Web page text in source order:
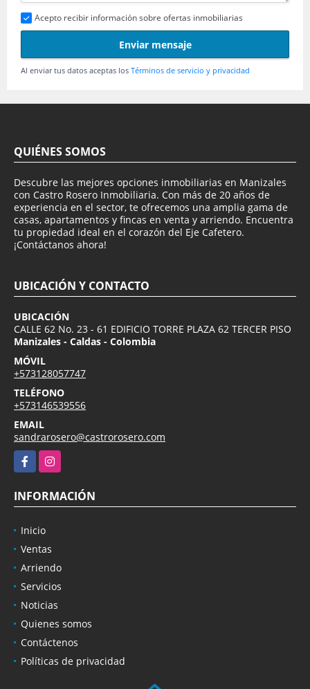
Acepto recibir información sobre ofertas inmobiliarias
Enviar mensaje
Al enviar tus datos aceptas los Términos de servicio y privacidad
QUIÉNES SOMOS
Descubre las mejores opciones inmobiliarias en Manizales
con Castro Rosero Inmobiliaria. Con más de 20 años de
experiencia en el sector, te ofrecemos una amplia gama de
casas, apartamentos y fincas en venta y arriendo. Encuentra
tu propiedad ideal en el corazón del Eje Cafetero.
¡Contáctanos ahora!
UBICACIÓN Y CONTACTO
UBICACIÓN
CALLE 62 No. 23 - 61 EDIFICIO TORRE PLAZA 62 TERCER PISO
Manizales - Caldas - Colombia
MÓVIL
+573128057747
TELÉFONO
+573146539556
EMAIL
sandrarosero@castrorosero.com
FacebookInstagram
INFORMACIÓN
Inicio
Ventas
Arriendo
Servicios
Noticias
Quienes somos
Contáctenos
Políticas de privacidad